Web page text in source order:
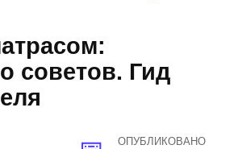
советов. Гид
ОПУБЛИКОВАНО